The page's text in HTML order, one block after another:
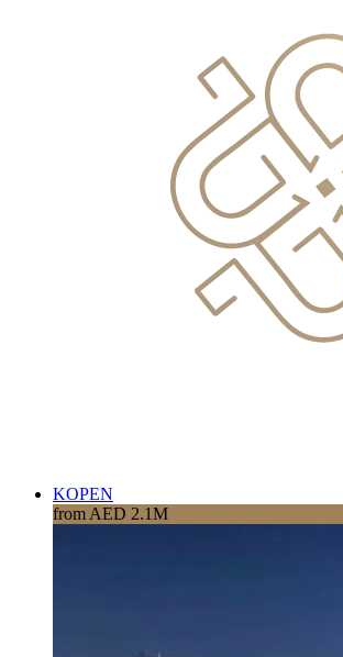
KOPEN
from AED 2.1M